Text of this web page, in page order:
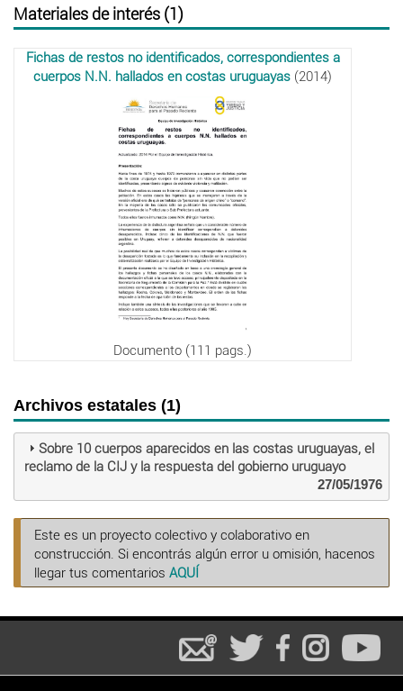
Materiales de interés (1)
Fichas de restos no identificados, correspondientes a
cuerpos N.N. hallados en costas uruguayas (2014)
Documento (111 pags.)
Archivos estatales (1)
Sobre 10 cuerpos aparecidos en las costas uruguayas, el
reclamo de la CIJ y la respuesta del gobierno uruguayo
27/05/1976
Este es un proyecto colectivo y colaborativo en
construcción. Si encontrás algún error u omisión, hacenos
llegar tus comentarios AQUÍ